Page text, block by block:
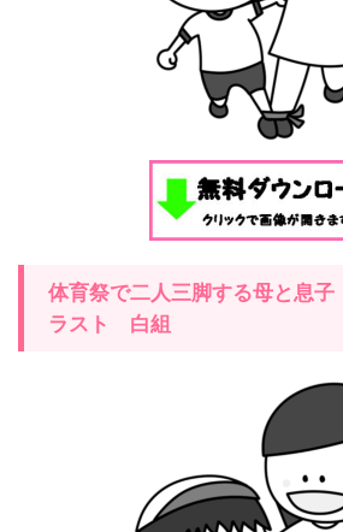
体育祭で二人三脚する母と息
ラスト 白組